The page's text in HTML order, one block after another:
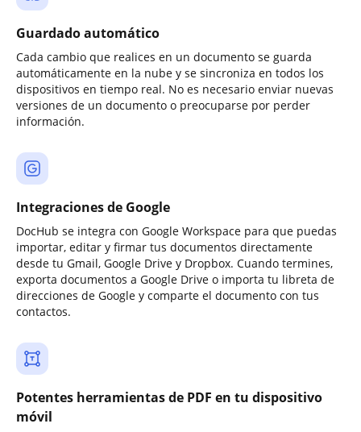
Guardado automático
Cada cambio que realices en un documento se guarda
automáticamente en la nube y se sincroniza en todos los
dispositivos en tiempo real. No es necesario enviar nuevas
versiones de un documento o preocuparse por perder
información.
Integraciones de Google
DocHub se integra con Google Workspace para que puedas
importar, editar y firmar tus documentos directamente
desde tu Gmail, Google Drive y Dropbox. Cuando termines,
exporta documentos a Google Drive o importa tu libreta de
direcciones de Google y comparte el documento con tus
contactos.
Potentes herramientas de PDF en tu dispositivo
móvil